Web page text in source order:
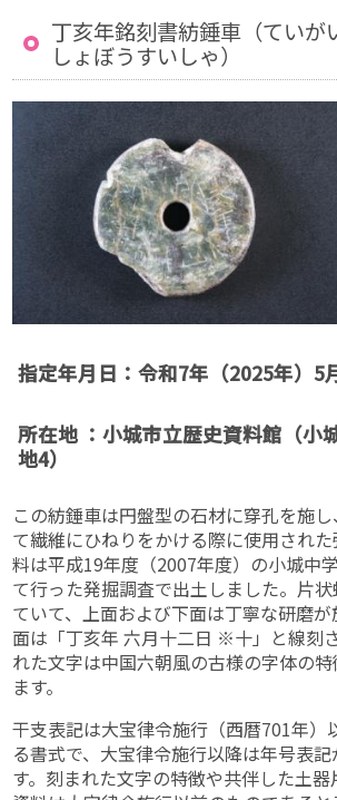
丁亥年銘刻書紡錘車（ていが
しょぼうすいしゃ）
指定年月日：令和7年（2025年）5
所在地 ：小城市立歴史資料館（小
地4）
この紡錘車は円盤型の石材に穿孔を施
て繊維にひねりをかける際に使用され
料は平成19年度（2007年度）の小城中
て行った発掘調査で出土しました。片
ていて、上面および下面は丁寧な研磨
面は「丁亥年 六月十二日 ※十」と線刻
れた文字は中国六朝風の古様の字体の
ます。
干支表記は大宝律令施行（西暦701年）
る書式で、大宝律令施行以降は年号表
す。刻まれた文字の特徴や共伴した土